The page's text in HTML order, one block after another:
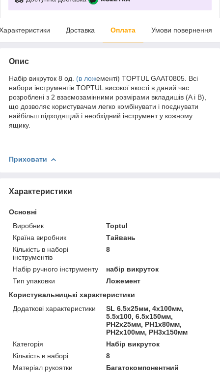
Доставка Оплата Умови повернення
Опис
Набір викруток 8 од. (в ложементі) TOPTUL GAAT0805. Всі
набори інструментів TOPTUL високої якості в даний час
розроблені з 2 взаємозамінними розмірами вкладишів (A і B),
що дозволяє користувачам легко комбінувати і поєднувати
найбільш підходящий і необхідний інструмент у кожному
ящику.
Приховати
Характеристики
Основні
Виробник
Toptul
Країна виробник
Тайвань
Кількість в наборі
інструментів
8
Набір ручного інструменту
набір викруток
Тип упаковки
Ложемент
Користувальницькі характеристики
Додаткові характеристики
SL 6.5х25мм, 4х100мм,
5.5x100, 6.5х150мм,
РН2х25мм, РН1х80мм,
РН2х100мм, РН3х150мм
Категорія
Набір викруток
Кількість в наборі
8
Матеріал рукоятки
Багатокомпонентний